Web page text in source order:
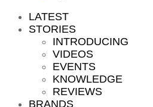
LATEST
STORIES
INTRODUCING
VIDEOS
EVENTS
KNOWLEDGE
REVIEWS
BRANDS